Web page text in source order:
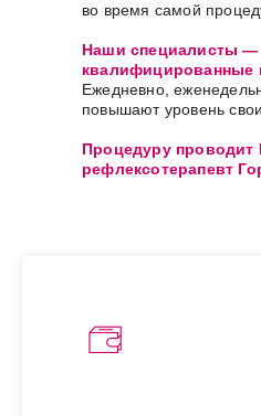
во время самой
Наши специалисты —
квалифицированные
Ежедневно,
повышают уровень
Процедуру проводит
рефлексотерапевт
Процедура
900р.